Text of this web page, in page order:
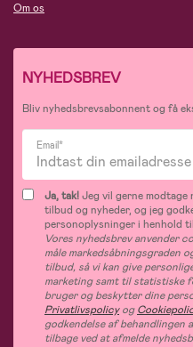
Om os
NYHEDSBREV
Bliv nyhedsbrevsabonnent og få
Email*
Ja, tak!Jeg vil gerne modtage
tilbud og nyheder, og jeg
personoplysninger i henhold
Vores nyhedsbrev anvender
måle markedsåbningsgraden
tilbud, så vi kan give
marketing samt til statistiske
bruger og beskytter dine
Privatlivspolicyog
godkendelse af behandlingen
tilbage ved at afmelde